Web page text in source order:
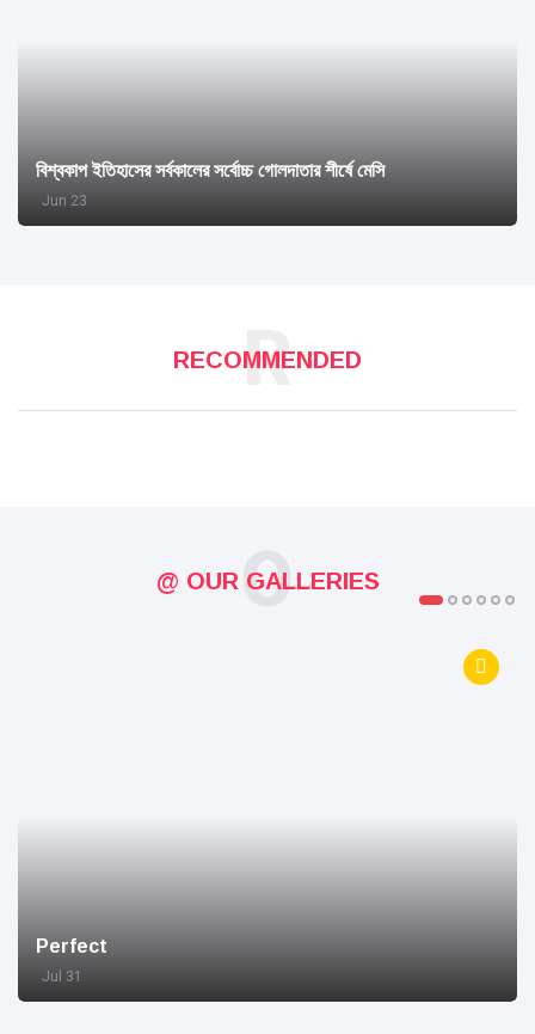
বিশ্বকাপ ইতিহাসের সর্বকালের সর্বোচ্চ গোলদাতার শীর্ষে মেসি
Jun 23
RECOMMENDED
R
@ OUR GALLERIES
O
Perfect
Jul 31